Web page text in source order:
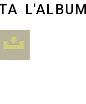
L'ALBUM